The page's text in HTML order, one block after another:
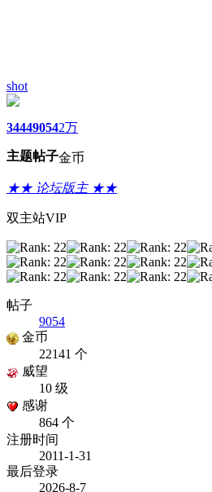
shot
3444
主题
9054
帖子
2万
金币
★★ 论坛版主 ★★
双主站VIP
帖子
9054
金币
22141 个
威望
10 级
感谢
864 个
注册时间
2011-1-31
最后登录
2026-8-7